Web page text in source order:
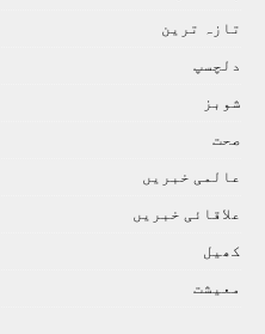
تازہ ترين
دلچسپ
شوبز
صحت
عالمی خبريں
علاقائی خبريں
کھيل
معيشت